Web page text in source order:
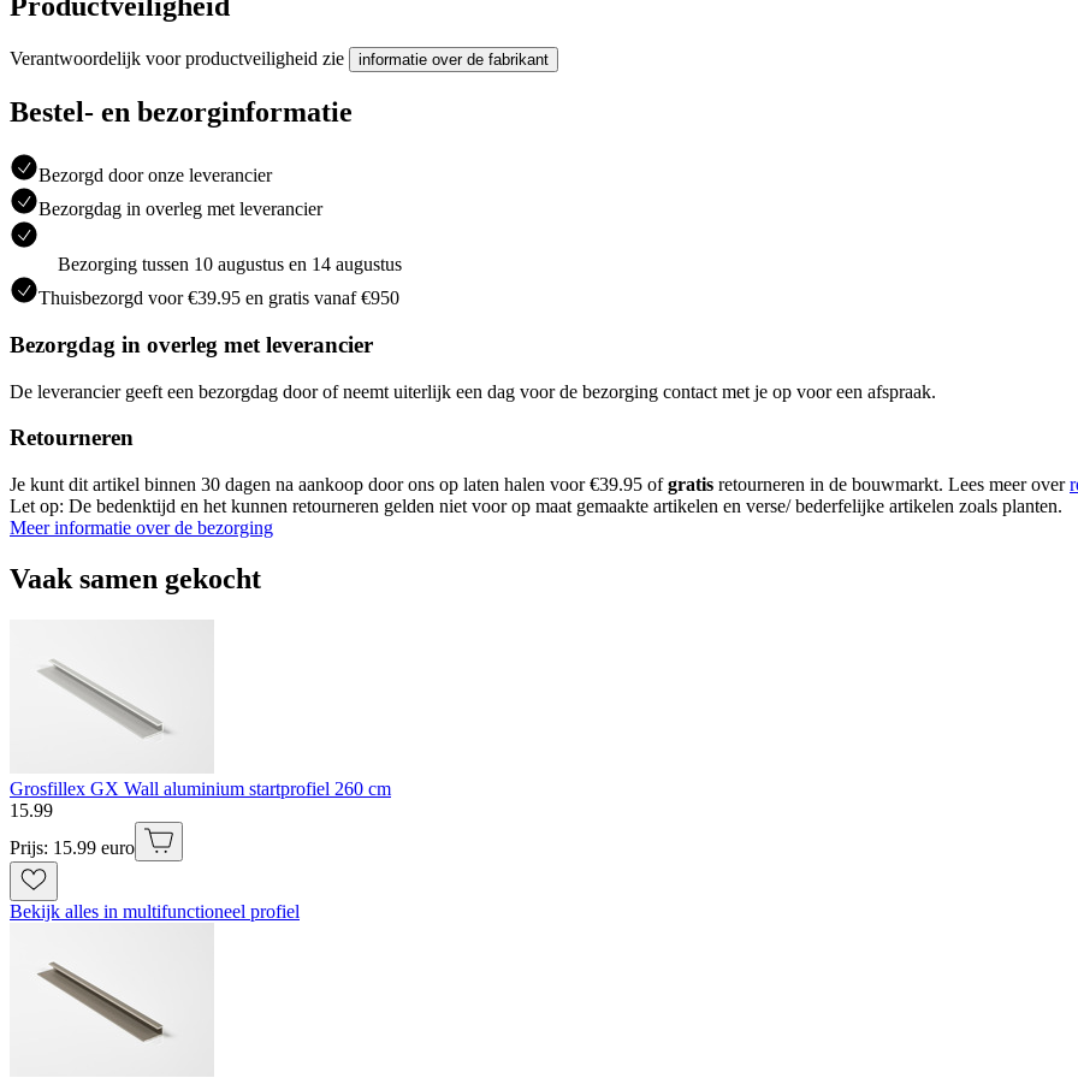
Productveiligheid
Verantwoordelijk voor productveiligheid zie informatie over de fabrikant
Bestel- en bezorginformatie
Bezorgd door onze leverancier
Bezorgdag in overleg met leverancier
Bezorging tussen 10 augustus en 14 augustus
Thuisbezorgd voor €39.95 en gratis vanaf €950
Bezorgdag in overleg met leverancier
De leverancier geeft een bezorgdag door of neemt uiterlijk een dag voor de bezorging contact met je op voor een afspraak.
Retourneren
Je kunt dit artikel binnen 30 dagen na aankoop door ons op laten halen voor €39.95 ofgratis retourneren in de bouwmarkt. Lees meer over
Let op: De bedenktijd en het kunnen retourneren gelden niet voor op maat gemaakte artikelen en verse/ bederfelijke artikelen zoals planten.
Meer informatie over de bezorging
Vaak samen gekocht
Grosfillex GX Wall aluminium startprofiel 260 cm
15.99
Prijs: 15.99 euro
Bekijk alles in multifunctioneel profiel